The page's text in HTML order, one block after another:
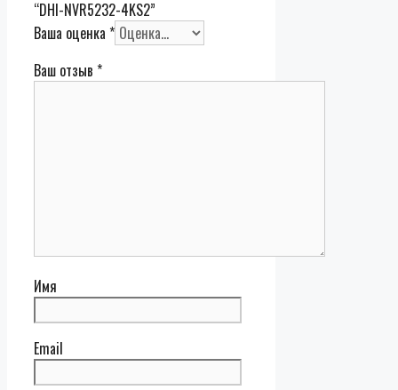
“DHI-NVR5232-4KS2”
Ваша оценка *
Ваш отзыв *
Имя
Email